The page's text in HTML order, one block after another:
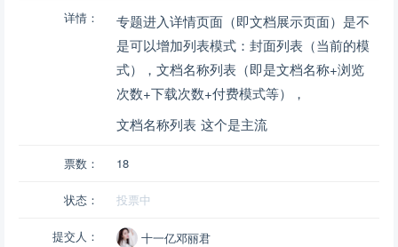
详情：
专题进入详情页面（即文档展示页面）是不
是可以增加列表模式：封面列表（当前的模
式），文档名称列表（即是文档名称+浏览
次数+下载次数+付费模式等）
，
文档名称列表 这个是主流
票数： 18
状态： 投票中
提交人： 十一亿邓丽君